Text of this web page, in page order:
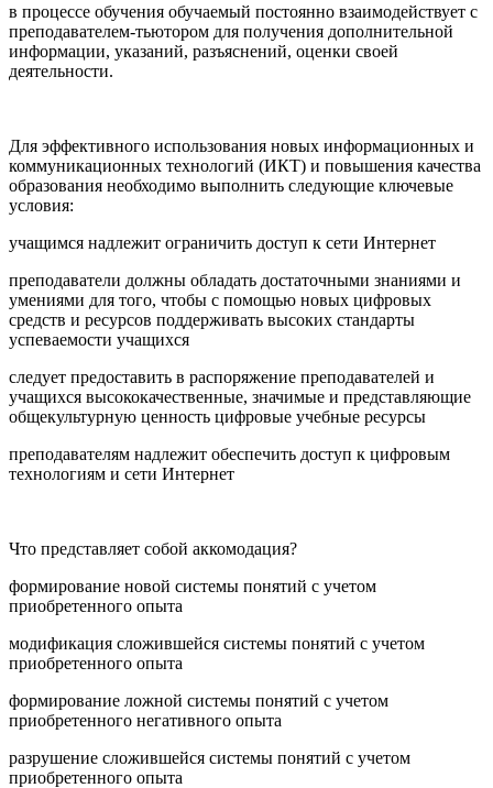
в процессе обучения обучаемый постоянно взаимодействует с
преподавателем-тьютором для получения дополнительной
информации, указаний, разъяснений, оценки своей
деятельности.
Для эффективного использования новых информационных и
коммуникационных технологий (ИКТ) и повышения качества
образования необходимо выполнить следующие ключевые
условия:
учащимся надлежит ограничить доступ к сети Интернет
преподаватели должны обладать достаточными знаниями и
умениями для того, чтобы с помощью новых цифровых
средств и ресурсов поддерживать высоких стандарты
успеваемости учащихся
следует предоставить в распоряжение преподавателей и
учащихся высококачественные, значимые и представляющие
общекультурную ценность цифровые учебные ресурсы
преподавателям надлежит обеспечить доступ к цифровым
технологиям и сети Интернет
Что представляет собой аккомодация?
формирование новой системы понятий с учетом
приобретенного опыта
модификация сложившейся системы понятий с учетом
приобретенного опыта
формирование ложной системы понятий с учетом
приобретенного негативного опыта
разрушение сложившейся системы понятий с учетом
приобретенного опыта